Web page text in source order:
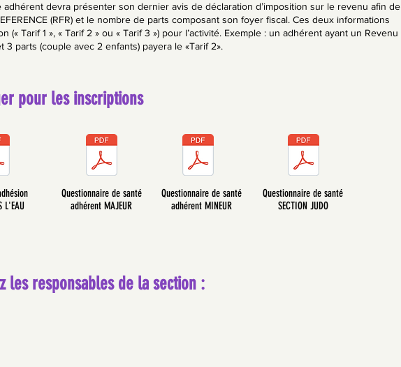
devra présenter son dernier avis de déclaration d’imposition sur le revenu afin de
(RFR) et le nombre de parts composant son foyer fiscal. Ces deux informations
(« Tarif 1 », « Tarif 2 » ou « Tarif 3 ») pour l’activité. Exemple : un adhérent ayant un Revenu
parts (couple avec 2 enfants) payera le «Tarif 2».
pour les inscriptions
L'EAU
Questionnaire de santé
adhérent MAJEUR
Questionnaire de santé
adhérent MINEUR
Questionnaire de santé
SECTION JUDO
les responsables de la section :